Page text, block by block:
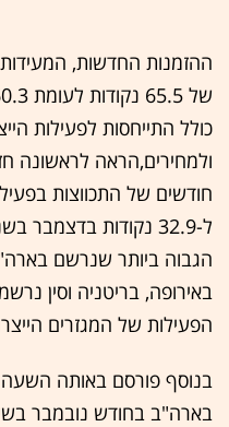
ההזמנות החדשות, המעידות
כולל התייחסות לפעילות
חודשים של התכווצות
ל-32.9 נקודות
באירופה, בריטניה וסין
הפעילות של המגזרים
בנוסף פורסם באותה השעה